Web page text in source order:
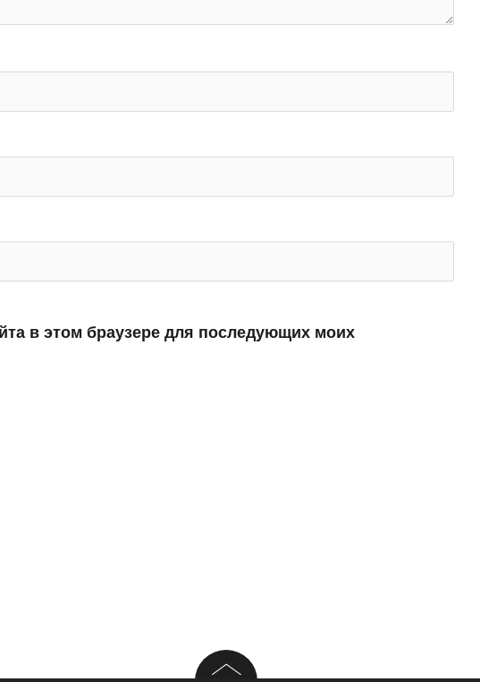
в этом браузере для последующих моих